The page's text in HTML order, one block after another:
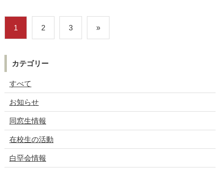
1 2 3 »
カテゴリー
すべて
お知らせ
同窓生情報
在校生の活動
白堊会情報